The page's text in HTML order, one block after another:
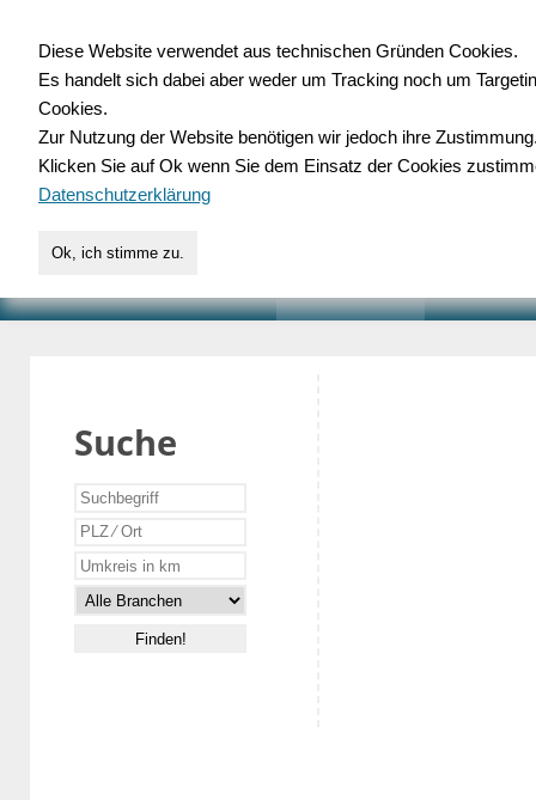
für Handwerk,
Suche
Diese Website verwendet aus technischen Gründen Cookies.
Es handelt sich dabei aber weder um Tracking noch um
Cookies.
Zur Nutzung der Website benötigen wir jedoch ihre
Klicken Sie auf Ok wenn Sie dem Einsatz der Cookies
Datenschutzerklärung
Ok, ich stimme zu.